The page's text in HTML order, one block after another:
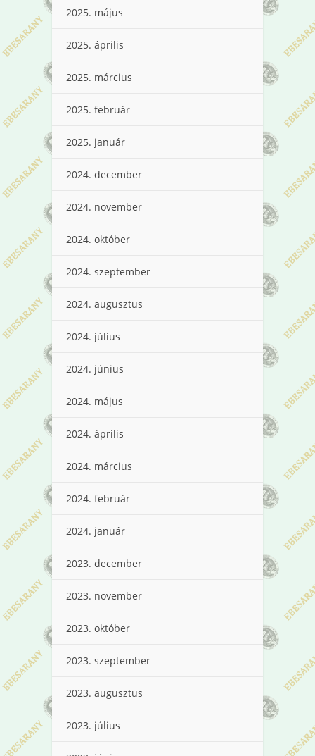
2025. május
2025. április
2025. március
2025. február
2025. január
2024. december
2024. november
2024. október
2024. szeptember
2024. augusztus
2024. július
2024. június
2024. május
2024. április
2024. március
2024. február
2024. január
2023. december
2023. november
2023. október
2023. szeptember
2023. augusztus
2023. július